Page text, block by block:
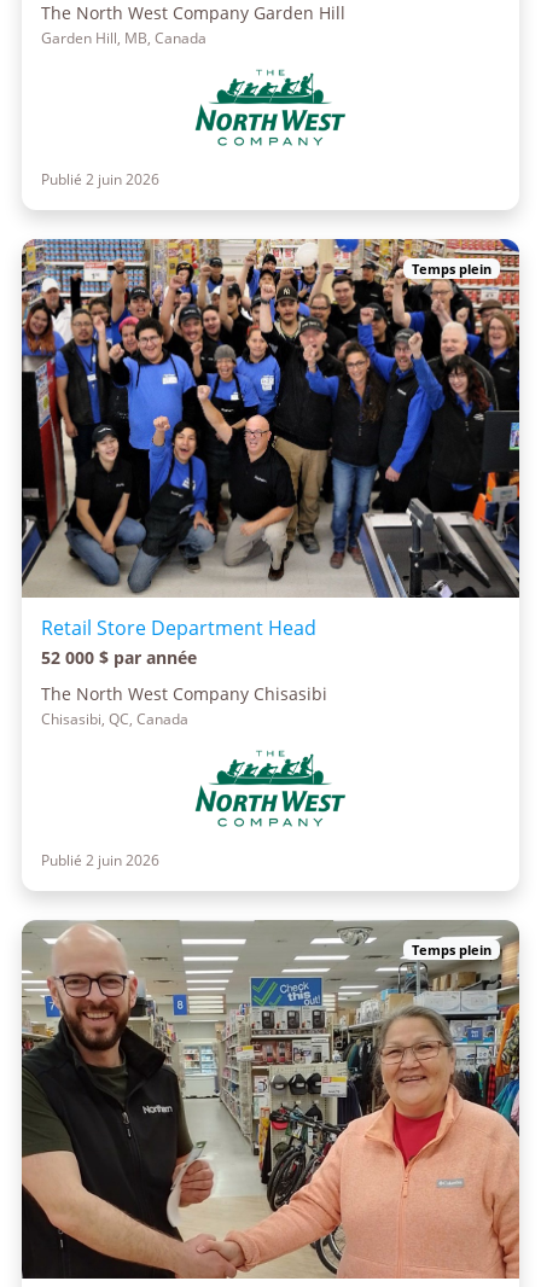
The North West Company Garden Hill
Garden Hill, MB, Canada
Publié 2 juin 2026
Temps plein
Retail Store Department Head
52 000 $ par année
The North West Company Chisasibi
Chisasibi, QC, Canada
Publié 2 juin 2026
Temps plein